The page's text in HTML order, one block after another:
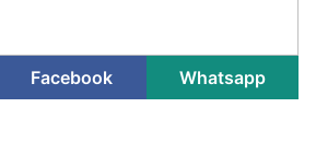
Facebook Whatsapp